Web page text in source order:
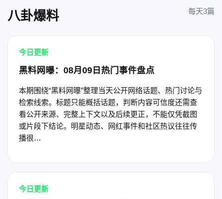
八卦爆料 每天3篇
今日更新
黑料网曝：08月09日热门事件盘点
本期围绕“黑料网曝”整理当天公开网络话题、热门讨论与
检索线索。标题只能概括话题，判断内容可信度还需查
看公开来源、完整上下文以及后续更正，不能仅凭截图
或片段下结论。明星动态、网红事件和社区热议往往传
播很…
今日更新